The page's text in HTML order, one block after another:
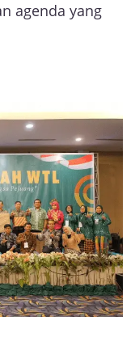
agenda yang